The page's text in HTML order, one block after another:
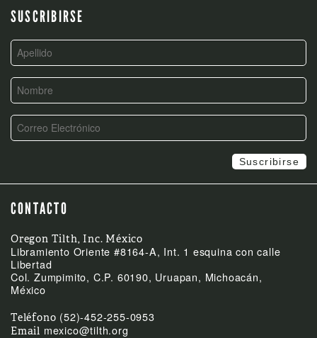
SUSCRIBIRSE
CONTACTO
Oregon Tilth, Inc. México
Libramiento Oriente #8164-A, Int. 1 esquina con calle
Libertad
Col. Zumpimito, C.P. 60190, Uruapan, Michoacán,
México
Teléfono (52)-452-255-0953
Email mexico@tilth.org